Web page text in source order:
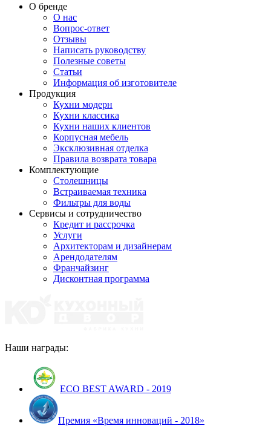
О бренде
О нас
Вопрос-ответ
Отзывы
Написать руководству
Полезные советы
Статьи
Информация об изготовителе
Продукция
Кухни модерн
Кухни классика
Кухни наших клиентов
Корпусная мебель
Эксклюзивная отделка
Правила возврата товара
Комплектующие
Столешницы
Встраиваемая техника
Фильтры для воды
Сервисы и сотрудничество
Кредит и рассрочка
Услуги
Архитекторам и дизайнерам
Арендодателям
Франчайзинг
Дисконтная программа
Наши награды:
ECO BEST AWARD - 2019
Премия «Время инноваций - 2018»